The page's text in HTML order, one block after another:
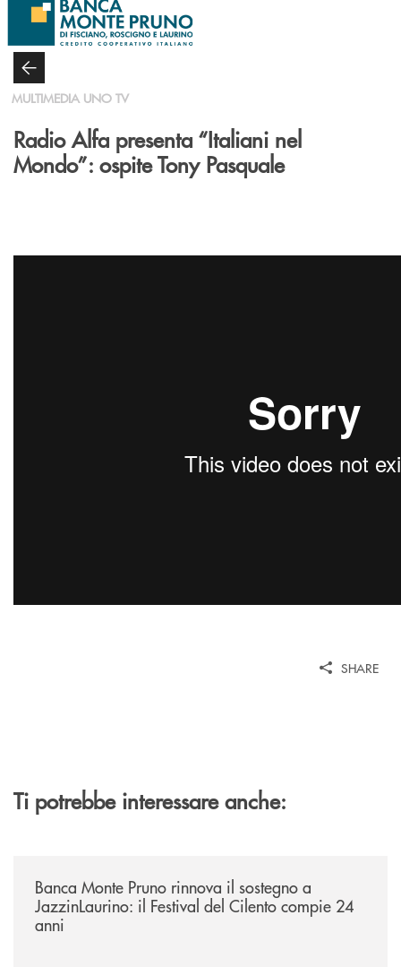
Salta al contenuto principale
MULTIMEDIA UNO TV
Radio Alfa presenta “Italiani nel
Mondo”: ospite Tony Pasquale
SHARE
Ti potrebbe interessare anche:
Banca Monte Pruno rinnova il sostegno a
JazzinLaurino: il Festival del Cilento compie 24
anni